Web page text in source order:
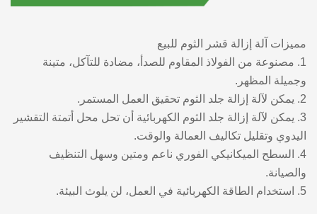
مميزات آلة إزالة قشر الثوم للبيع
1. مصنوعة من الفولاذ المقاوم للصدأ، مضادة للتآكل، متينة
وجميلة المظهر.
2. يمكن لآلة إزالة جلد الثوم تحقيق العمل المستمر.
3. يمكن لآلة إزالة جلد الثوم الكهربائية أن تحل محل أتمتة التقشير
اليدوي وتقليل تكاليف العمالة والوقت.
4. السطح الميكانيكي الفوري ناعم ومتين وسهل التنظيف
والصيانة.
5. استخدام الطاقة الكهربائية في العمل، لن يلوث البيئة.